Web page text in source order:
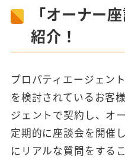
「オーナー
紹介！
プロパティエージェン
を検討されているお客
ジェントで契約し、オ
定期的に座談会を開催
にリアルな質問をする